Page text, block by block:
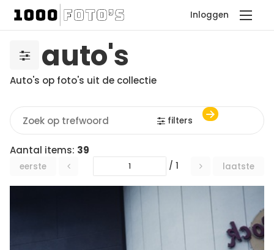
Inloggen
auto's
Auto's op foto's uit de collectie
filters
Aantal items: 39
eerste / 1 laatste